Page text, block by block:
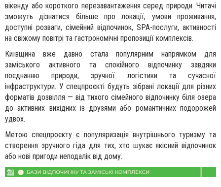
вікенду або короткого перезавантаження серед природи. Читачі
зможуть дізнатися більше про локації, умови проживання,
доступні розваги, сімейний відпочинок, SPA-послуги, активності
на свіжому повітрі та гастрономічні пропозиції комплексів.
Київщина вже давно стала популярним напрямком для
заміського активного та спокійного відпочинку завдяки
поєднанню природи, зручної логістики та сучасної
інфраструктури. У спецпроєкті будуть зібрані локації для різних
форматів дозвілля — від тихого сімейного відпочинку біля озера
до активних вихідних із друзями або романтичних подорожей
удвох.
Метою спецпроєкту є популяризація внутрішнього туризму та
створення зручного гіда для тих, хто шукає якісний відпочинок
або нові пригоди неподалік від дому.